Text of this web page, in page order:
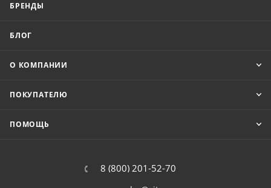
БРЕНДЫ
БЛОГ
О КОМПАНИИ
ПОКУПАТЕЛЮ
ПОМОЩЬ
8 (800) 201-52-70